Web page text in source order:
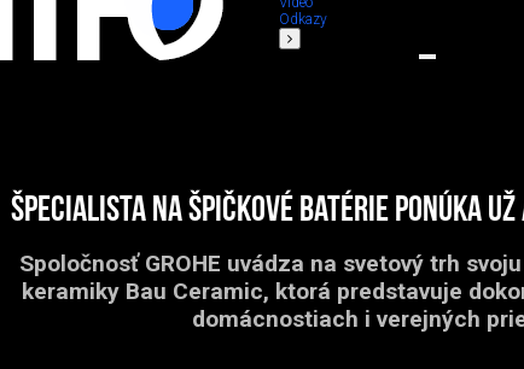
Odkazy
Špecialista na špičkové batérie ponúka
Spoločnosť GROHE uvádza na svetový trh
keramiky Bau Ceramic, ktorá predstavuje
domácnostiach i verejných